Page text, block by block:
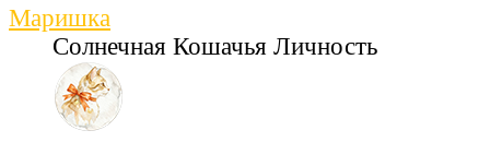
Маришка
Солнечная Кошачья Личность